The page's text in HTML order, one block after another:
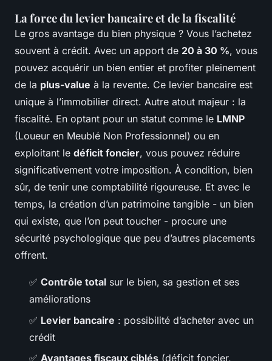
La force du levier bancaire et de la fiscalité
Le gros avantage du bien physique ? Vous l’achetez
souvent à crédit. Avec un apport de 20 à 30 %, vous
pouvez acquérir un bien entier et profiter pleinement
de la plus-value à la revente. Ce levier bancaire est
unique à l’immobilier direct. Autre atout majeur : la
fiscalité. En optant pour un statut comme le LMNP
(Loueur en Meublé Non Professionnel) ou en
exploitant le déficit foncier, vous pouvez réduire
significativement votre imposition. À condition, bien
sûr, de tenir une comptabilité rigoureuse. Et avec le
temps, la création d’un patrimoine tangible - un bien
qui existe, que l’on peut toucher - procure une
sécurité psychologique que peu d’autres placements
offrent.
✅ Contrôle total sur le bien, sa gestion et ses
améliorations
✅ Levier bancaire : possibilité d’acheter avec un
crédit
✅ Avantages fiscaux ciblés (déficit foncier,